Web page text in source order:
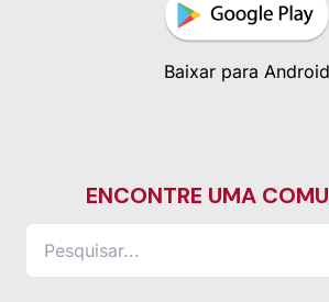
Baixar para Android
ENCONTRE UMA